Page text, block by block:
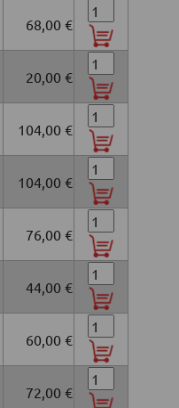
68,00 €
20,00 €
104,00 €
104,00 €
76,00 €
44,00 €
60,00 €
72,00 €